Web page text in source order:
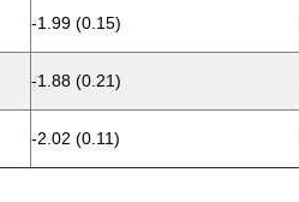
-1.99 (0.15)
-1.88 (0.21)
-2.02 (0.11)